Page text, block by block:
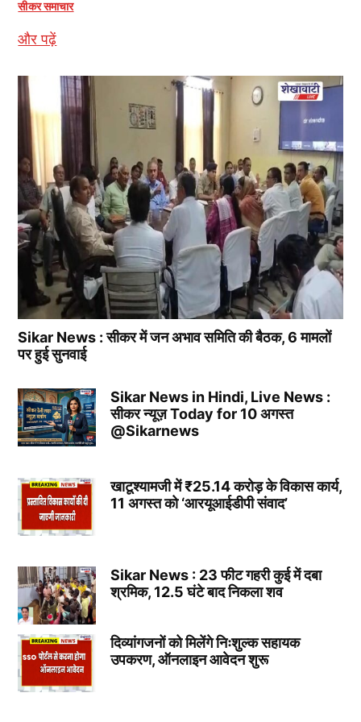
सीकर समाचार
और पढ़ें
Sikar News : सीकर में जन अभाव समिति की बैठक, 6 मामलों
पर हुई सुनवाई
Sikar News in Hindi, Live News :
सीकर न्यूज़ Today for 10 अगस्त
@Sikarnews
खाटूश्यामजी में ₹25.14 करोड़ के विकास कार्य,
11 अगस्त को ‘आरयूआईडीपी संवाद’
Sikar News : 23 फीट गहरी कुई में दबा
श्रमिक, 12.5 घंटे बाद निकला शव
दिव्यांगजनों को मिलेंगे निःशुल्क सहायक
उपकरण, ऑनलाइन आवेदन शुरू